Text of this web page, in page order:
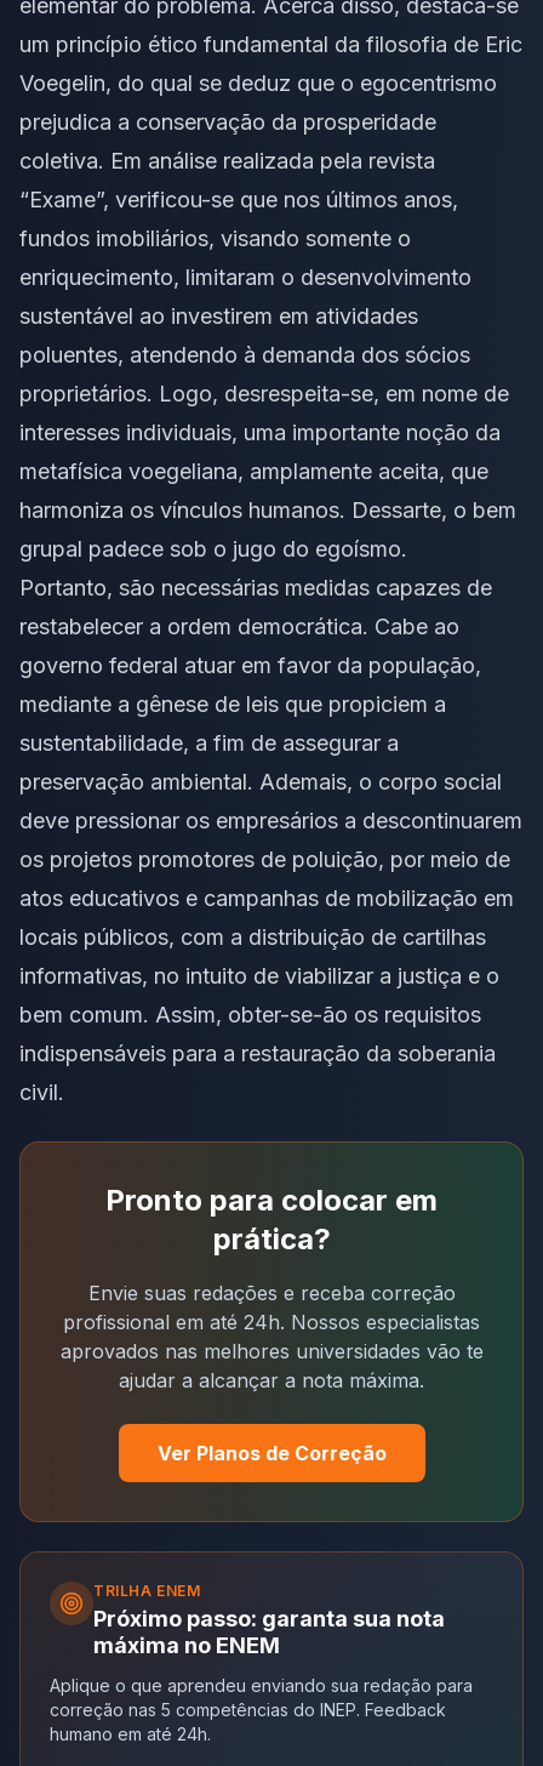
elementar do problema. Acerca disso, destaca-se
um princípio ético fundamental da filosofia de Eric
Voegelin, do qual se deduz que o egocentrismo
prejudica a conservação da prosperidade
coletiva. Em análise realizada pela revista
“Exame”, verificou-se que nos últimos anos,
fundos imobiliários, visando somente o
enriquecimento, limitaram o desenvolvimento
sustentável ao investirem em atividades
poluentes, atendendo à demanda dos sócios
proprietários. Logo, desrespeita-se, em nome de
interesses individuais, uma importante noção da
metafísica voegeliana, amplamente aceita, que
harmoniza os vínculos humanos. Dessarte, o bem
grupal padece sob o jugo do egoísmo.
Portanto, são necessárias medidas capazes de
restabelecer a ordem democrática. Cabe ao
governo federal atuar em favor da população,
mediante a gênese de leis que propiciem a
sustentabilidade, a fim de assegurar a
preservação ambiental. Ademais, o corpo social
deve pressionar os empresários a descontinuarem
os projetos promotores de poluição, por meio de
atos educativos e campanhas de mobilização em
locais públicos, com a distribuição de cartilhas
informativas, no intuito de viabilizar a justiça e o
bem comum. Assim, obter-se-ão os requisitos
indispensáveis para a restauração da soberania
civil.
Pronto para colocar em
prática?
Envie suas redações e receba correção
profissional em até 24h. Nossos especialistas
aprovados nas melhores universidades vão te
ajudar a alcançar a nota máxima.
Ver Planos de Correção
TRILHA ENEM
Próximo passo: garanta sua nota
máxima no ENEM
Aplique o que aprendeu enviando sua redação para
correção nas 5 competências do INEP. Feedback
humano em até 24h.